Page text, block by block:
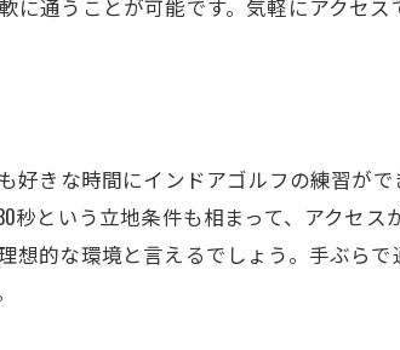
に通うことが可能です。気軽にアクセ
好きな時間にインドアゴルフの練習が
という立地条件も相まって、アクセ
想的な環境と言えるでしょう。手ぶら